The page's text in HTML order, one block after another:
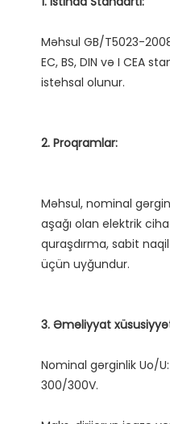
Məhsul GB/T5023-
EC, BS, DIN və I CEA
Məhsul, nominal
aşağı olan elektrik
quraşdırma, sabit
Nominal gərginlik Uo/